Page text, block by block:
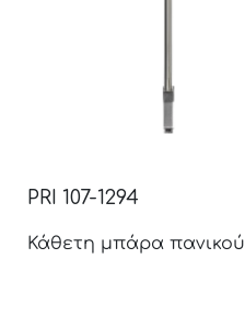
PRI 107-1294
Κάθετη μπάρα πανικού